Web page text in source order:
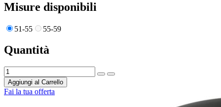
Misure disponibili
51-55 55-59
Quantità
Aggiungi al Carrello
Fai la tua offerta